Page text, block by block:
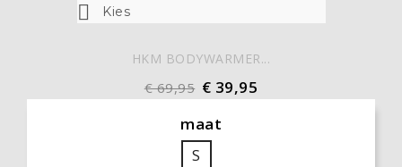
 Kies
HKM BODYWARMER...
€ 69,95 € 39,95
maat
S